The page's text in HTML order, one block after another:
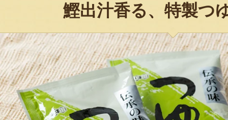
鰹出汁香る、特製つ